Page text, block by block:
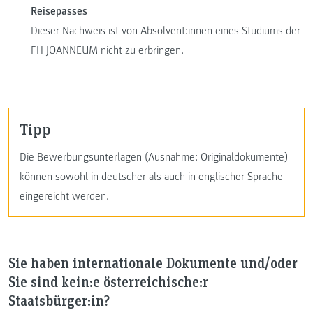
Reisepasses
Dieser Nachweis ist von Absolvent:innen eines Studiums der
FH JOANNEUM nicht zu erbringen.
Tipp
Die Bewerbungsunterlagen (Ausnahme: Originaldokumente)
können sowohl in deutscher als auch in englischer Sprache
eingereicht werden.
Sie haben internationale Dokumente und/oder
Sie sind kein:e österreichische:r
Staatsbürger:in?